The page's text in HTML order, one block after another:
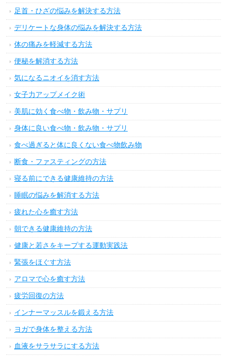
足首・ひざの悩みを解決する方法
デリケートな身体の悩みを解決する方法
体の痛みを軽減する方法
便秘を解消する方法
気になるニオイを消す方法
女子力アップメイク術
美肌に効く食べ物・飲み物・サプリ
身体に良い食べ物・飲み物・サプリ
食べ過ぎると体に良くない食べ物飲み物
断食・ファスティングの方法
寝る前にできる健康維持の方法
睡眠の悩みを解消する方法
疲れた心を癒す方法
朝できる健康維持の方法
健康と若さをキープする運動実践法
緊張をほぐす方法
アロマで心を癒す方法
疲労回復の方法
インナーマッスルを鍛える方法
ヨガで身体を整える方法
血液をサラサラにする方法